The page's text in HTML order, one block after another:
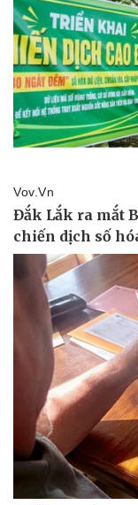
Doanh nghiệp
Doanh nghiệp 24h
Doanh nhân
Vì cộng đồng